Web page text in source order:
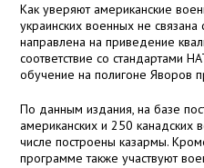
Как уверяют американские
украинских военных не
направлена на приведение
соответствие со стандартами
обучение на полигоне Яворов
По данным издания, на базе
американских и 250 канадских
числе построены казармы.
программе также участвуют